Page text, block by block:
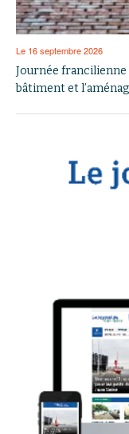
Le 16 septembre 2026
Journée francilienne
bâtiment et